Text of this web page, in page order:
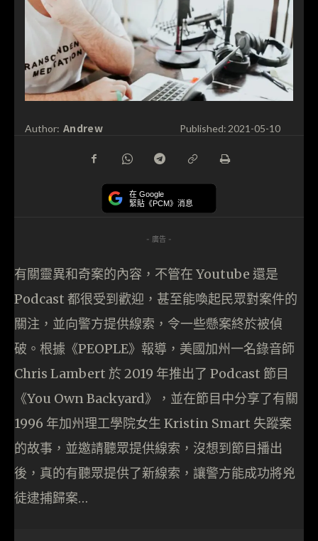
Author: Andrew Published: 2021-05-10
在 Google
緊貼《PCM》消息
- 廣告 -
有關靈異和奇案的內容，不管在 Youtube 還是
Podcast 都很受到歡迎，甚至能喚起民眾對案件的
關注，並向警方提供線索，令一些懸案終於被偵
破。根據《PEOPLE》報導，美國加州一名錄音師
Chris Lambert 於 2019 年推出了 Podcast 節目
《You Own Backyard》，並在節目中分享了有關
1996 年加州理工學院女生 Kristin Smart 失蹤案
的故事，並邀請聽眾提供線索，沒想到節目播出
後，真的有聽眾提供了新線索，讓警方能成功將兇
徒逮捕歸案…